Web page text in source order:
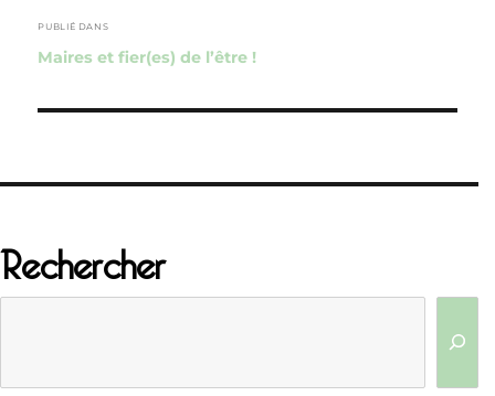
de
l’article
PUBLIÉ DANS
Maires et fier(es) de l’être !
Rechercher